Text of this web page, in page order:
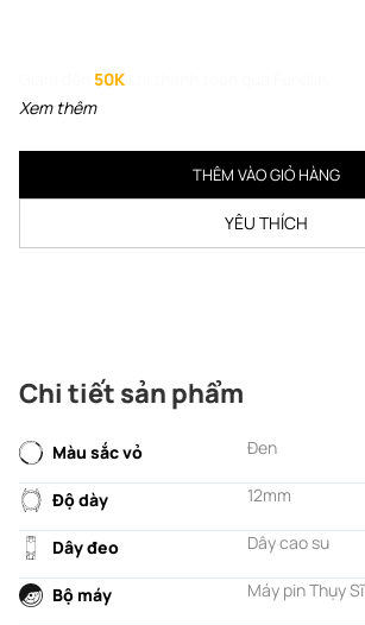
50K
Xem thêm
THÊM VÀO GIỎ HÀNG
YÊU THÍCH
Chi tiết sản phẩm
Màu sắc vỏ Đen
Độ dày 12mm
Dây đeo Dây cao su
Bộ máy Máy pin Thụy Sĩ